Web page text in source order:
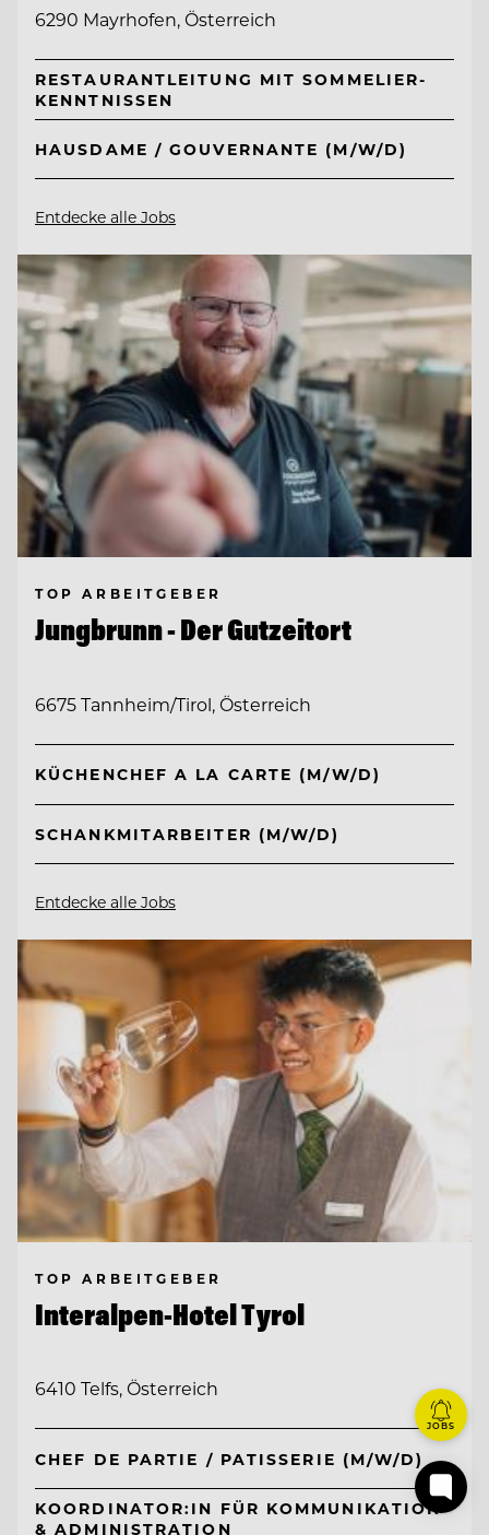
6290 Mayrhofen, Österreich
RESTAURANTLEITUNG MIT SOMMELIER-
KENNTNISSEN
HAUSDAME / GOUVERNANTE (M/W/D)
Entdecke alle Jobs
TOP ARBEITGEBER
Jungbrunn - Der Gutzeitort
6675 Tannheim/Tirol, Österreich
KÜCHENCHEF A LA CARTE (M/W/D)
SCHANKMITARBEITER (M/W/D)
Entdecke alle Jobs
TOP ARBEITGEBER
Interalpen-Hotel Tyrol
6410 Telfs, Österreich
CHEF DE PARTIE / PATISSERIE (M/W/D)
KOORDINATOR:IN FÜR KOMMUNIKATION
& ADMINISTRATION
JOBS